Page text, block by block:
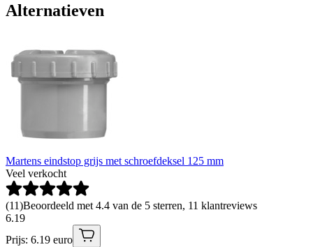
Alternatieven
Martens eindstop grijs met schroefdeksel 125 mm
Veel verkocht
(11)Beoordeeld met 4.4 van de 5 sterren, 11 klantreviews
6.19
Prijs: 6.19 euro